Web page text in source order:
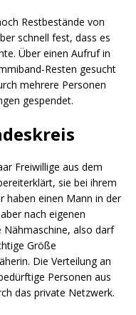
Restbestände von
schnell fest, dass es
Über einen Aufruf in
Resten gesucht
mehrere Personen
gespendet.
Freiwillige aus dem
sie bei ihrem
haben einen Mann in der
nach eigenen
Nähmaschine, also darf
Größe
Die Verteilung an
Personen aus
das private Netzwerk.